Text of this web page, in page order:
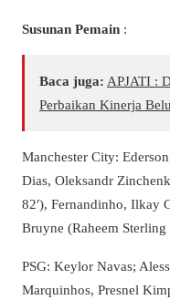
Susunan Pemain :
Baca juga: APJATI :
Perbaikan Kinerja
Manchester City:
Dias, Oleksandr
82′), Fernandinho, Ilkay
Bruyne (Raheem Sterling
PSG: Keylor Navas;
Marquinhos, Presnel